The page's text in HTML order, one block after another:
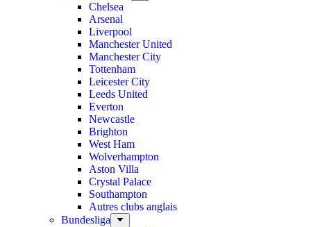
Chelsea
Arsenal
Liverpool
Manchester United
Manchester City
Tottenham
Leicester City
Leeds United
Everton
Newcastle
Brighton
West Ham
Wolverhampton
Aston Villa
Crystal Palace
Southampton
Autres clubs anglais
Bundesliga